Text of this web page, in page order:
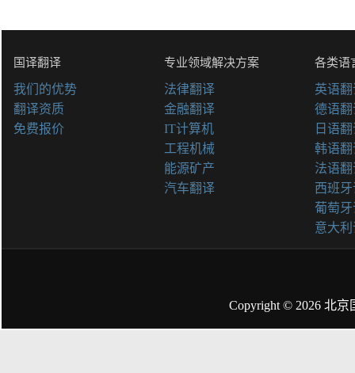
国译翻译
我们的优势
翻译资质
免费报价
专业领域解决方案
法律翻译
金融翻译
IT计算机
工程机械
能源矿产
汽车翻译
各类语
英语
德语翻
日语
韩语翻
法语
西班
葡萄
意大
Copyright © 2026 北京